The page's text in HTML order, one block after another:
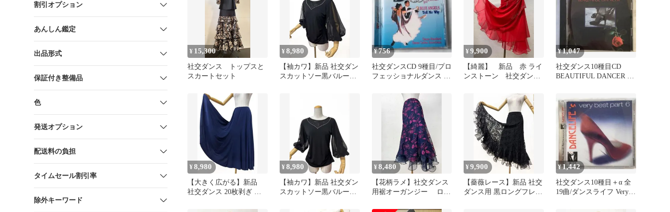
割引オプション
あんしん鑑定
出品形式
保証付き整備品
色
発送オプション
配送料の負担
タイムセール割引率
除外キーワード
¥ 15,300
社交ダンス トップスと
スカートセット
¥8,980
【袖カワ】新品 社交ダン
スカットソー黒バルーン
¥756
社交ダンスCD 9種目/プロ
フェッショナルダンス ゴ
¥9,900
【綺麗】 新品 赤 ライ
ンストーン 社交ダン
¥1,047
社交ダンス10種目CD
BEAUTIFUL DANCER ビ
¥8,980
【大きく広がる】新品
社交ダンス 20枚剥ぎ 紺
¥8,980
【袖カワ】新品 社交ダン
スカットソー黒バルーン
¥8,480
【花柄ラメ】社交ダンス
用裾オーガンジー ロン
¥9,900
【薔薇レース】新品 社交
ダンス用 黒ロングフレア
¥1,442
社交ダンス10種目＋α 全
19曲/ダンスライフ Very